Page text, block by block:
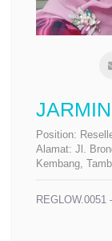
Position:
Alamat: Jl.
Kembang,
REGLOW.0051